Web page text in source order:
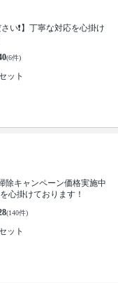
さい❗️】丁寧な対応を心掛け
(6件)
ット
除キャンペーン価格実施中
心掛けております！
(140件)
ット